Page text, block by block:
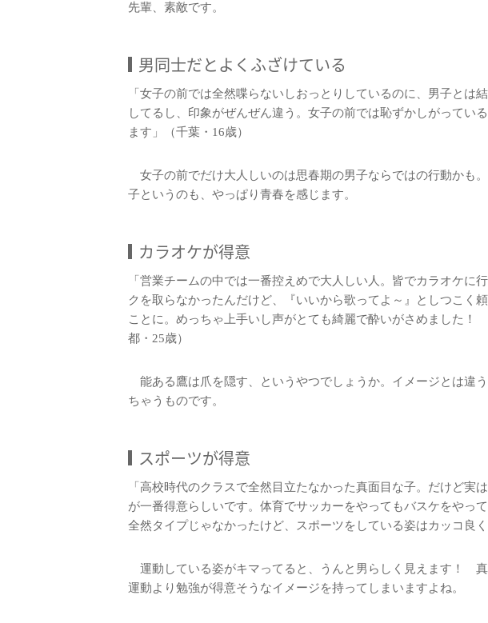
先輩、素敵です。
男同士だとよくふざけている
「女子の前では全然喋らないしおっとりしているのに、男子とは
してるし、印象がぜんぜん違う。女子の前では恥ずかしがって
ます」（千葉・16歳）
女子の前でだけ大人しいのは思春期の男子ならではの行動かも
子というのも、やっぱり青春を感じます。
カラオケが得意
「営業チームの中では一番控えめで大人しい人。皆でカラオケに
クを取らなかったんだけど、『いいから歌ってよ～』としつこく
ことに。めっちゃ上手いし声がとても綺麗で酔いがさめました
都・25歳）
能ある鷹は爪を隠す、というやつでしょうか。イメージとは違
ちゃうものです。
スポーツが得意
「高校時代のクラスで全然目立たなかった真面目な子。だけど実
が一番得意らしいです。体育でサッカーをやってもバスケをやっ
全然タイプじゃなかったけど、スポーツをしている姿はカッコ良
運動している姿がキマってると、うんと男らしく見えます！ 真
運動より勉強が得意そうなイメージを持ってしまいますよね。